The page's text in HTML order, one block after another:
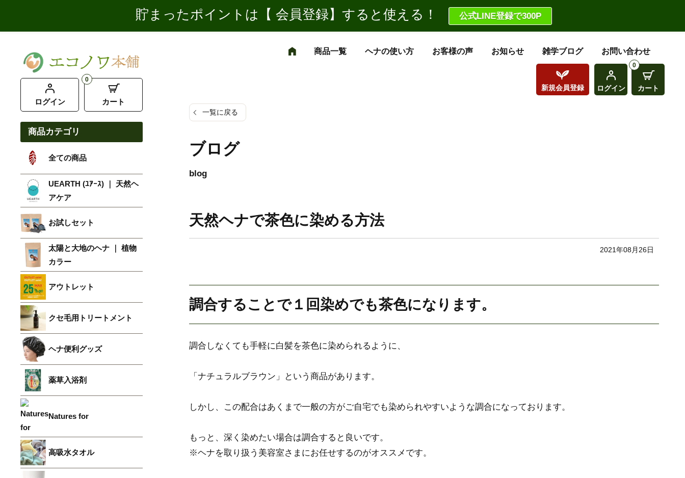
ログイン
0
カート
商品カテゴリ
全ての商品
UEARTH (ﾕｱｰｽ) ｜ 天然ヘ
アケア
お試しセット
太陽と大地のヘナ ｜ 植物
カラー
アウトレット
クセ毛用トリートメント
ヘナ便利グッズ
薬草入浴剤
Natures for
高吸水タオル
商品一覧 ヘナの使い方 お客様の声 お知らせ 雑学ブログ お問い合わせ
新規会員登録 ログイン
0
カート
一覧に戻る
ブログ
blog
天然ヘナで茶色に染める方法
2021年08月26日
調合することで１回染めでも茶色になります。
調合しなくても手軽に白髪を茶色に染められるように、
「ナチュラルブラウン」という商品があります。
しかし、この配合はあくまで一般の方がご自宅でも染められやすいような調合になっております。
もっと、深く染めたい場合は調合すると良いです。
※ヘナを取り扱う美容室さまにお任せするのがオススメです。
貯まったポイントは【 会員登録】すると使える！ 公式LINE登録で300P